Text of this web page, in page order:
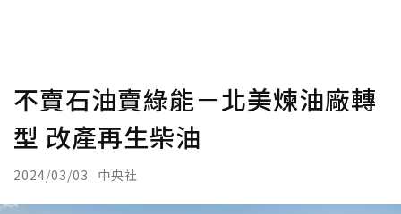
不賣石油賣綠能－北美煉油廠轉
型 改產再生柴油
2024/03/03 中央社